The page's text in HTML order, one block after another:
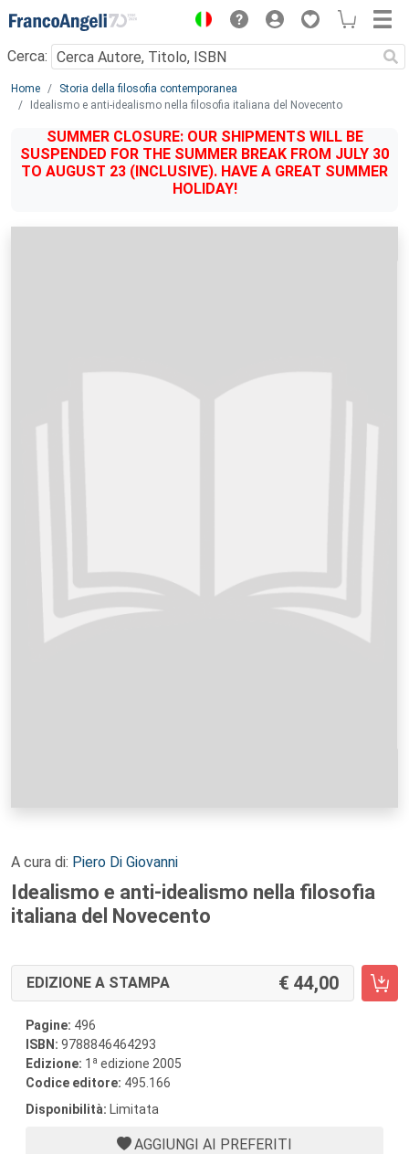
Menu
Cerca:
Main content
Home
Storia della filosofia contemporanea
Idealismo e anti-idealismo nella filosofia italiana del Novecento
SUMMER CLOSURE: OUR SHIPMENTS WILL BE
SUSPENDED FOR THE SUMMER BREAK FROM JULY 30
TO AUGUST 23 (INCLUSIVE). HAVE A GREAT SUMMER
HOLIDAY!
A cura di: Piero Di Giovanni
Idealismo e anti-idealismo nella filosofia
italiana del Novecento
EDIZIONE A STAMPA 44,00
Pagine: 496
ISBN: 9788846464293
Edizione: 1 a edizione 2005
Codice editore: 495.166
Disponibilità: Limitata
AGGIUNGI AI PREFERITI